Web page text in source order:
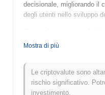
decisionale, migliorando il
degli utenti nello sviluppo
DYM DAO (DYM) è stato
agli utenti attraverso la
comunità. Sviluppato da
DYM DAO si concentra
Mostra di più
Le criptovalute sono
rischio significativo.
investimento.